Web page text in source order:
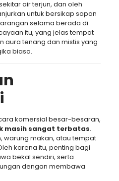
air terjun, dan oleh
untuk bersikap sopan
selama berada di
itu, yang jelas tempat
aura tenang dan mistis yang
biasa.
komersial besar-besaran,
masih sangat terbatas.
warung makan, atau tempat
karena itu, penting bagi
bekal sendiri, serta
dengan membawa